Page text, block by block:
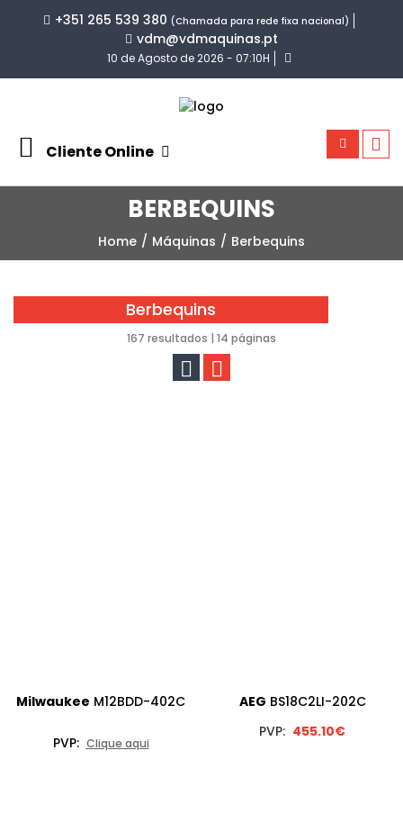
+351 265 539 380 (Chamada para rede fixa nacional)
vdm@vdmaquinas.pt
10 de Agosto de 2026 - 07:10H
Cliente Online
BERBEQUINS
Home Máquinas Berbequins
Berbequins
167 resultados | 14 páginas
Milwaukee M12BDD-402C
PVP: Clique aqui
AEG BS18C2LI-202C
PVP: 455.10€